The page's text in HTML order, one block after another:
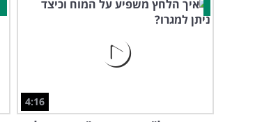
4:16